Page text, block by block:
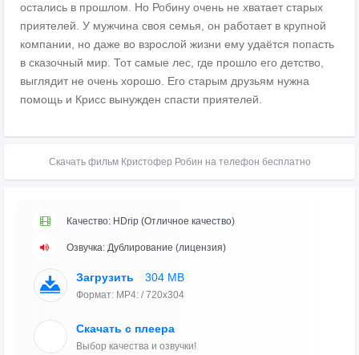
остались в прошлом. Но Робину очень не хватает старых
приятелей. У мужчина своя семья, он работает в крупной
компании, но даже во взрослой жизни ему удаётся попасть
в сказочный мир. Тот самые лес, где прошло его детство,
выглядит не очень хорошо. Его старым друзьям нужна
помощь и Крисс вынужден спасти приятелей.
Скачать фильм Кристофер Робин на телефон бесплатно
Качество: HDrip (Отличное качество)
Озвучка: Дублирование (лицензия)
Загрузить 304 MB
Формат: MP4: / 720x304
Скачать с плеера
Выбор качества и озвучки!